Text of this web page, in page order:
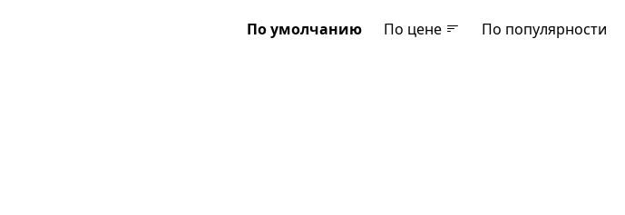
По умолчанию По цене По популярности